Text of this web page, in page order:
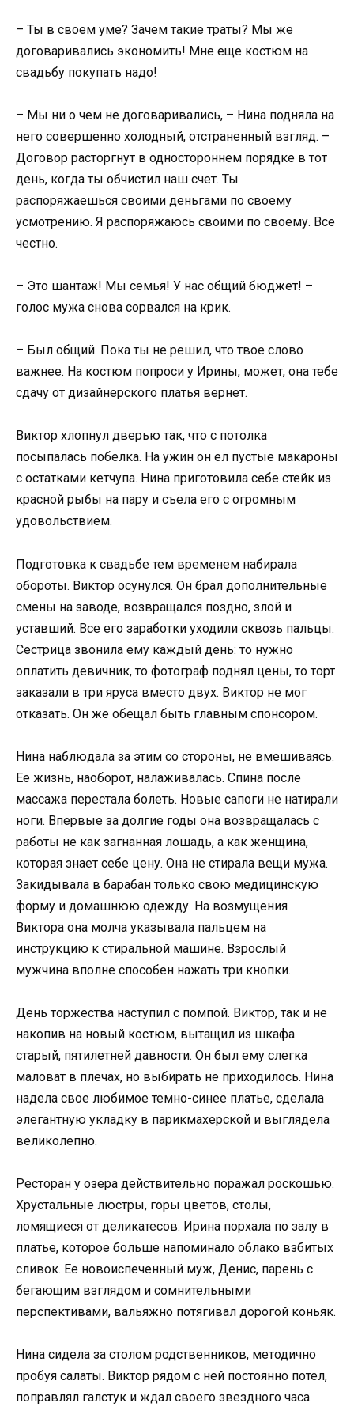
– Ты в своем уме? Зачем такие траты? Мы же
договаривались экономить! Мне еще костюм на
свадьбу покупать надо!
– Мы ни о чем не договаривались, – Нина подняла на
него совершенно холодный, отстраненный взгляд. –
Договор расторгнут в одностороннем порядке в тот
день, когда ты обчистил наш счет. Ты
распоряжаешься своими деньгами по своему
усмотрению. Я распоряжаюсь своими по своему. Все
честно.
– Это шантаж! Мы семья! У нас общий бюджет! –
голос мужа снова сорвался на крик.
– Был общий. Пока ты не решил, что твое слово
важнее. На костюм попроси у Ирины, может, она тебе
сдачу от дизайнерского платья вернет.
Виктор хлопнул дверью так, что с потолка
посыпалась побелка. На ужин он ел пустые макароны
с остатками кетчупа. Нина приготовила себе стейк из
красной рыбы на пару и съела его с огромным
удовольствием.
Подготовка к свадьбе тем временем набирала
обороты. Виктор осунулся. Он брал дополнительные
смены на заводе, возвращался поздно, злой и
уставший. Все его заработки уходили сквозь пальцы.
Сестрица звонила ему каждый день: то нужно
оплатить девичник, то фотограф поднял цены, то торт
заказали в три яруса вместо двух. Виктор не мог
отказать. Он же обещал быть главным спонсором.
Нина наблюдала за этим со стороны, не вмешиваясь.
Ее жизнь, наоборот, налаживалась. Спина после
массажа перестала болеть. Новые сапоги не натирали
ноги. Впервые за долгие годы она возвращалась с
работы не как загнанная лошадь, а как женщина,
которая знает себе цену. Она не стирала вещи мужа.
Закидывала в барабан только свою медицинскую
форму и домашнюю одежду. На возмущения
Виктора она молча указывала пальцем на
инструкцию к стиральной машине. Взрослый
мужчина вполне способен нажать три кнопки.
День торжества наступил с помпой. Виктор, так и не
накопив на новый костюм, вытащил из шкафа
старый, пятилетней давности. Он был ему слегка
маловат в плечах, но выбирать не приходилось. Нина
надела свое любимое темно-синее платье, сделала
элегантную укладку в парикмахерской и выглядела
великолепно.
Ресторан у озера действительно поражал роскошью.
Хрустальные люстры, горы цветов, столы,
ломящиеся от деликатесов. Ирина порхала по залу в
платье, которое больше напоминало облако взбитых
сливок. Ее новоиспеченный муж, Денис, парень с
бегающим взглядом и сомнительными
перспективами, вальяжно потягивал дорогой коньяк.
Нина сидела за столом родственников, методично
пробуя салаты. Виктор рядом с ней постоянно потел,
поправлял галстук и ждал своего звездного часа.